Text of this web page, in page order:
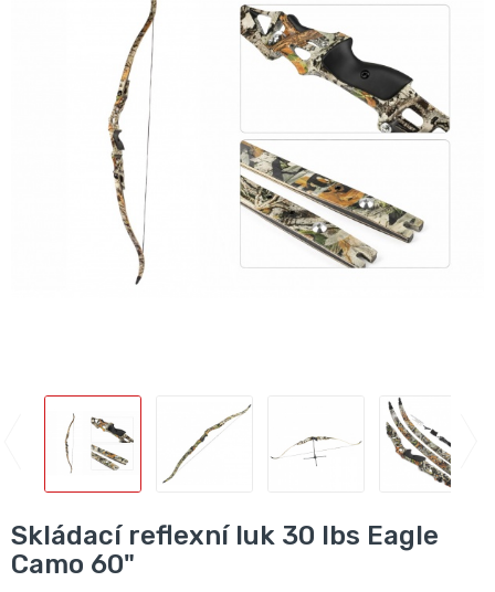
Skládací reflexní luk 30 lbs Eagle
Camo 60"